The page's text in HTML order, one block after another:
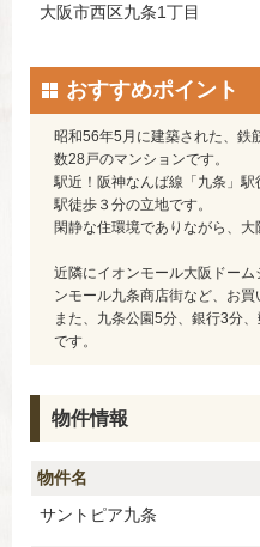
大阪市西区九条1丁目
おすすめポイント
昭和56年5月に建築された、鉄
数28戸のマンションです。
駅近！阪神なんば線「九条」駅
駅徒歩３分の立地です。
閑静な住環境でありながら、大
近隣にイオンモール大阪ドー
ンモール九条商店街など、お買
また、九条公園5分、銀行3分
です。
物件情報
物件名
サントピア九条